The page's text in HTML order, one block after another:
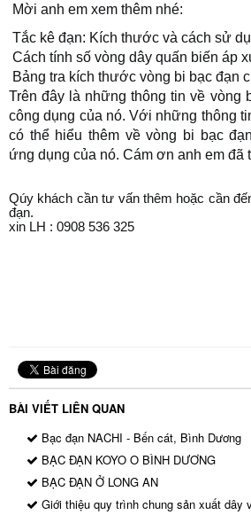
Mời anh em xem thêm nhé:
Tắc kê đạn: Kích thước và cách sử
Cách tính số vòng dây quấn biến áp
Bảng tra kích thước vòng bi bạc đạn
Trên đây là những thông tin về vòng
công dụng của nó. Với những thông
có thể hiểu thêm về vòng bi bạc
ứng dụng của nó. Cám ơn anh em đã
Qúy khách cần tư vấn thêm hoặc cần
đạn.
xin LH : 0908 536 325
BÀI VIẾT LIÊN QUAN
Bạc đạn NACHI - Bến cát, Bình Dương
BẠC ĐẠN KOYO O BÌNH DƯƠNG
BẠC ĐẠN Ở LONG AN
Giới thiệu quy trình chung sản xuất dây